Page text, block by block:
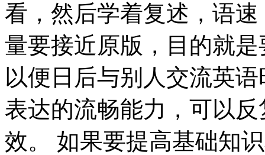
看，然后学着复述，语
量要接近原版，目的就
以便日后与别人交流英
表达的流畅能力，可以
效。 如果要提高基础知